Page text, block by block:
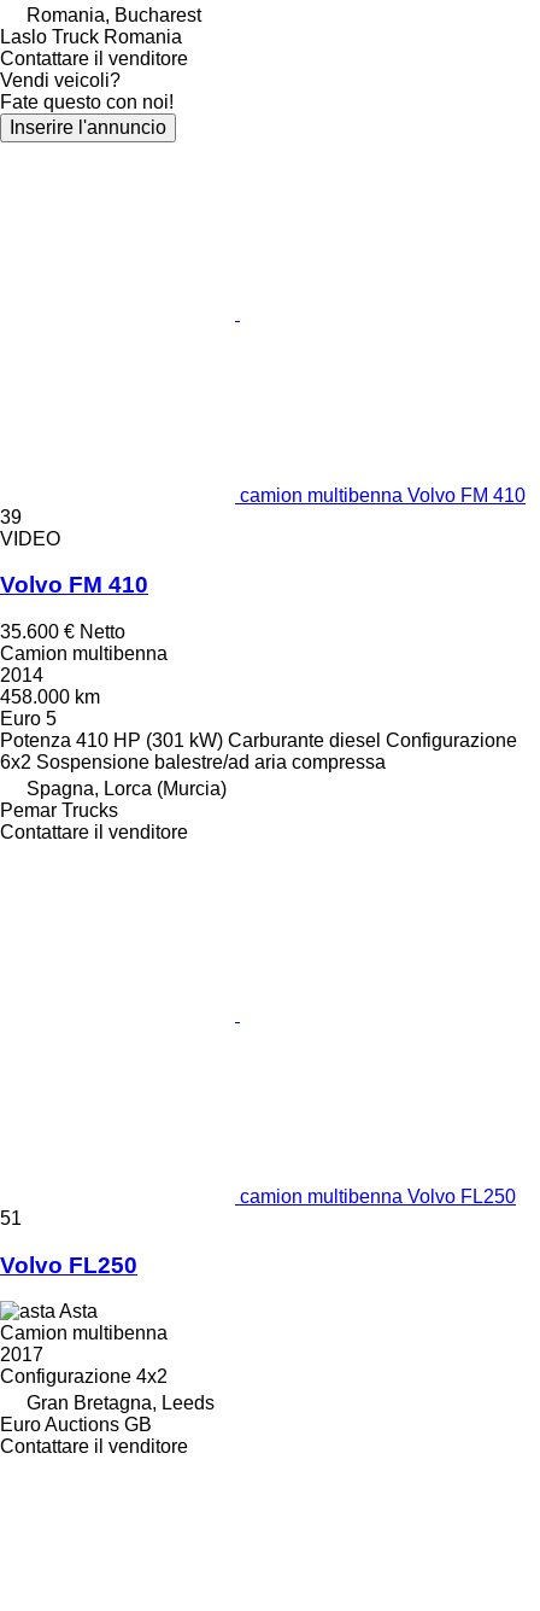
Romania, Bucharest
Laslo Truck Romania
Contattare il venditore
Vendi veicoli?
Fate questo con noi!
Inserire l'annuncio
camion multibenna Volvo FM 410
39
VIDEO
Volvo FM 410
35.600 € Netto
Camion multibenna
2014
458.000 km
Euro 5
Potenza 410 HP (301 kW) Carburante diesel Configurazione
6x2 Sospensione balestre/ad aria compressa
Spagna, Lorca (Murcia)
Pemar Trucks
Contattare il venditore
camion multibenna Volvo FL250
51
Volvo FL250
Asta
Camion multibenna
2017
Configurazione 4x2
Gran Bretagna, Leeds
Euro Auctions GB
Contattare il venditore